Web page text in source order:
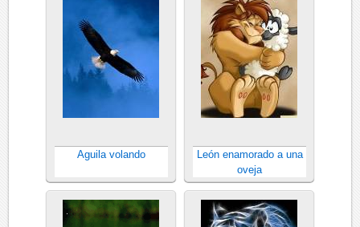
Aguila volando
León enamorado a una
oveja